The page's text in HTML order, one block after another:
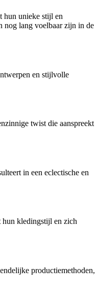
hun unieke stijl en
nog lang voelbaar zijn in de
en stijlvolle
twist die aanspreekt
in een eclectische en
hun kledingstijl en zich
productiemethoden,